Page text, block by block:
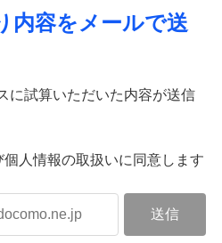
内容をメールで送
に試算いただいた内容が送信
人情報の取扱いに同意します